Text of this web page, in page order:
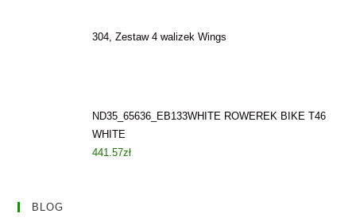
304, Zestaw 4 walizek Wings
ND35_65636_EB133WHITE ROWEREK BIKE T46
WHITE
441.57zł
BLOG